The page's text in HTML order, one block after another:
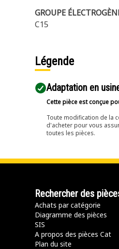
GROUPE
C15
Légende
Adaptation en
Cette pièce est conçue
Toute modification de la
d'acheter pour vous
toutes les pièces.
Rechercher des
Achats par catégorie
Diagramme des pièces
SIS
A propos des pièces Cat
Plan du site